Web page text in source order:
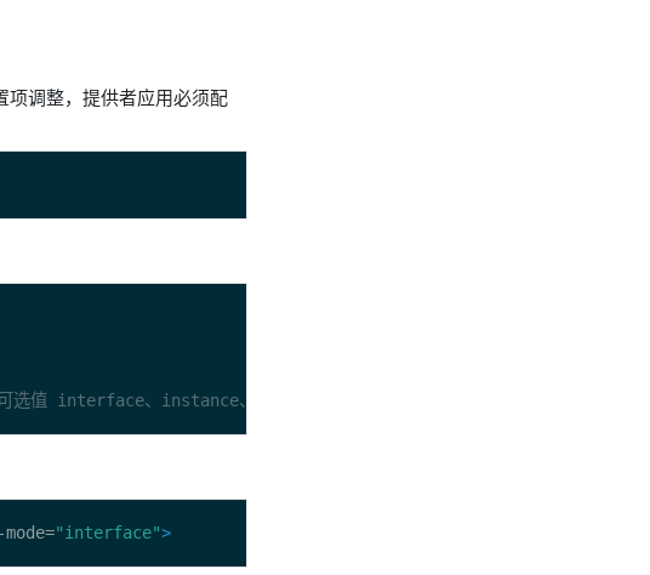
调整，提供者应用必须配
可选值 interface、instance、all
"interface">